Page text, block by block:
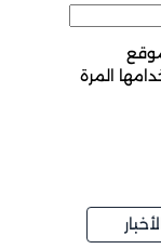
المرة